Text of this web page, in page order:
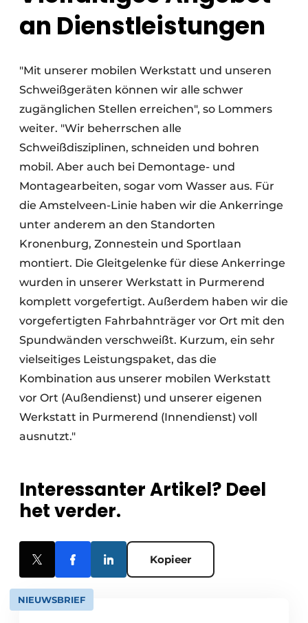
an Dienstleistungen
"Mit unserer mobilen Werkstatt und unseren
Schweißgeräten können wir alle schwer
zugänglichen Stellen erreichen", so Lommers
weiter. "Wir beherrschen alle
Schweißdisziplinen, schneiden und bohren
mobil. Aber auch bei Demontage- und
Montagearbeiten, sogar vom Wasser aus. Für
die Amstelveen-Linie haben wir die Ankerringe
unter anderem an den Standorten
Kronenburg, Zonnestein und Sportlaan
montiert. Die Gleitgelenke für diese Ankerringe
wurden in unserer Werkstatt in Purmerend
komplett vorgefertigt. Außerdem haben wir die
vorgefertigten Fahrbahnträger vor Ort mit den
Spundwänden verschweißt. Kurzum, ein sehr
vielseitiges Leistungspaket, das die
Kombination aus unserer mobilen Werkstatt
vor Ort (Außendienst) und unserer eigenen
Werkstatt in Purmerend (Innendienst) voll
ausnutzt."
Interessanter Artikel? Deel
het verder.
Kopieer
NIEUWSBRIEF